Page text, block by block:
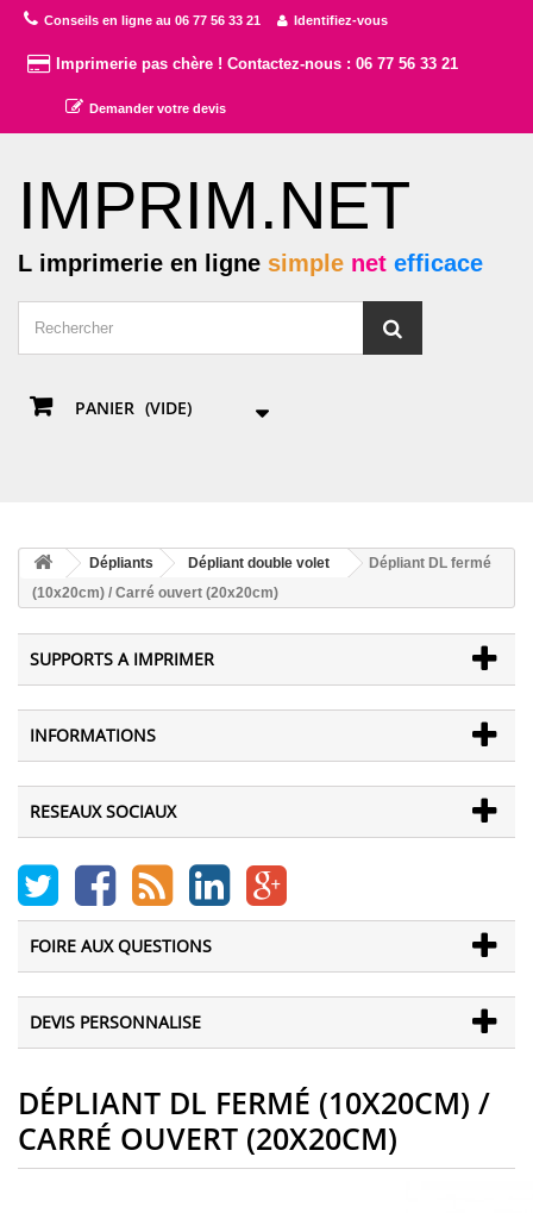
Conseils en ligne au 06 77 56 33 21 Identifiez-vous
Imprimerie pas chère ! Contactez-nous : 06 77 56 33 21
Demander votre devis
IMPRIM.NET
L imprimerie en ligne simple net efficace
PANIER (VIDE)
Dépliants Dépliant double volet
Dépliant DL fermé
(10x20cm) / Carré ouvert (20x20cm)
SUPPORTS A IMPRIMER
INFORMATIONS
RESEAUX SOCIAUX
FOIRE AUX QUESTIONS
DEVIS PERSONNALISE
DÉPLIANT DL FERMÉ (10X20CM) /
CARRÉ OUVERT (20X20CM)